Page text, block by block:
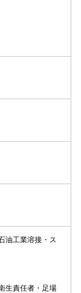
油工業溶接・ス
生責任者・足場